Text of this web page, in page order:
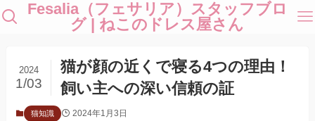
Fesalia（フェサリア）スタッフブロ
グ | ねこのドレス屋さん
猫が顔の近くで寝る4つの理由！
飼い主への深い信頼の証
2024
1/03
猫知識 2024年1月3日